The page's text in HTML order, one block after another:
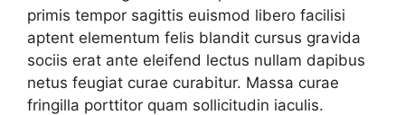
primis tempor sagittis euismod libero facilisi
aptent elementum felis blandit cursus gravida
sociis erat ante eleifend lectus nullam dapibus
netus feugiat curae curabitur. Massa curae
fringilla porttitor quam sollicitudin iaculis.